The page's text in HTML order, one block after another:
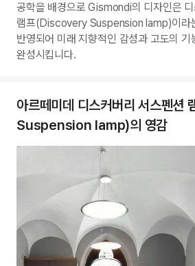
공학을 배경으로 Gismondi의 디자인은
램프(Discovery Suspension lamp)이라
반영되어 미래 지향적인 감성과 고도의 기
완성시킵니다.
아르떼미데 디스커버리 서스펜
Suspension lamp)의 영감